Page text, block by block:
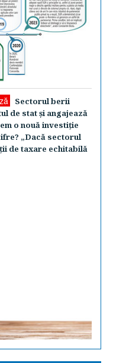
Sectorul berii
de stat şi angajează
o nouă investiţie
„Dacă sectorul
de taxare echitabilă